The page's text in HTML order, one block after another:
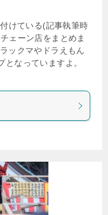
けている(記事執筆時
ェーン店をまとめま
ックマやドラえもん
なっていますよ。